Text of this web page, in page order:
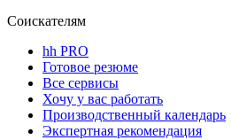
Соискателям
hh PRO
Готовое резюме
Все сервисы
Хочу у вас работать
Производственный календарь
Экспертная рекомендация